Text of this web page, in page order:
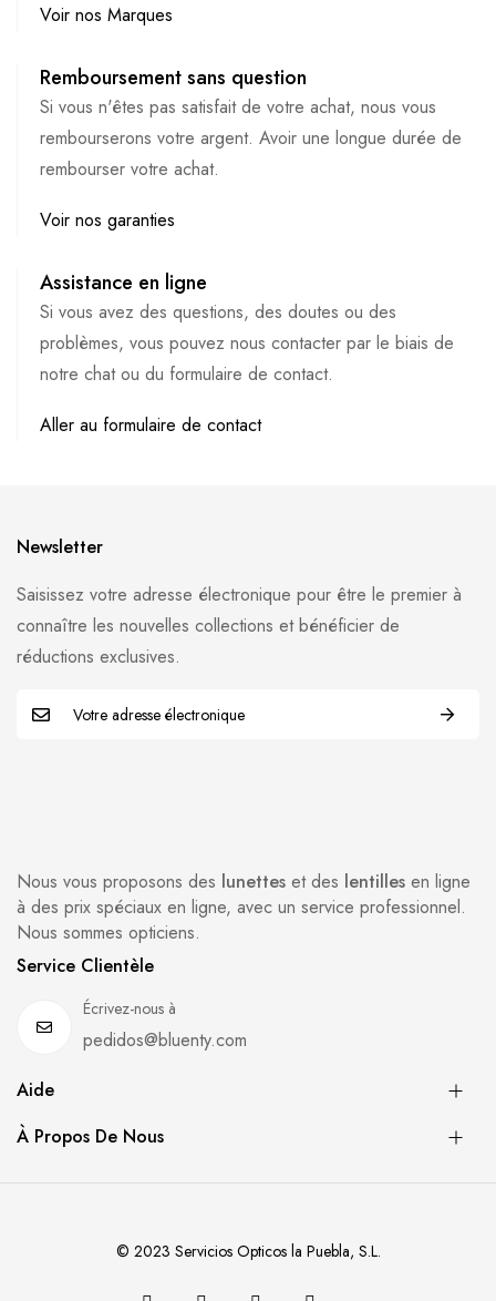
Voir nos Marques
Remboursement sans question
Si vous n'êtes pas satisfait de votre achat, nous vous
rembourserons votre argent. Avoir une longue durée de
rembourser votre achat.
Voir nos garanties
Assistance en ligne
Si vous avez des questions, des doutes ou des
problèmes, vous pouvez nous contacter par le biais de
notre chat ou du formulaire de contact.
Aller au formulaire de contact
Nous vous proposons des lunettes et des lentilles en ligne
à des prix spéciaux en ligne, avec un service professionnel.
Nous sommes opticiens.
Service Clientèle
Écrivez-nous à
pedidos@bluenty.com
Aide
À Propos De Nous
Newsletter
Saisissez votre adresse électronique pour être le premier à
connaître les nouvelles collections et bénéficier de
réductions exclusives.
© 2023 Servicios Opticos la Puebla, S.L.